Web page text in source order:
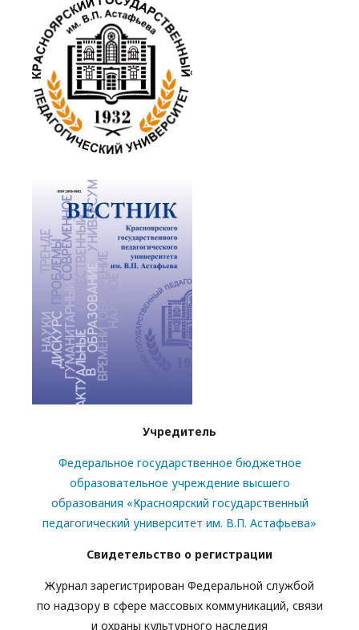
Учредитель
Федеральное государственное бюджетное
образовательное учреждение высшего
образования «Красноярский государственный
педагогический университет им. В.П. Астафьева»
Свидетельство о регистрации
Журнал зарегистрирован Федеральной службой
по надзору в сфере массовых коммуникаций, связи
и охраны культурного наследия